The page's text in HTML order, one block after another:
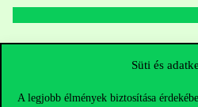
Süti és
A legjobb élmények biztosítása